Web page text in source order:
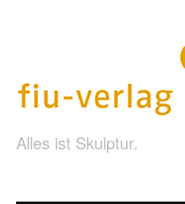
Alles ist Skulptur.